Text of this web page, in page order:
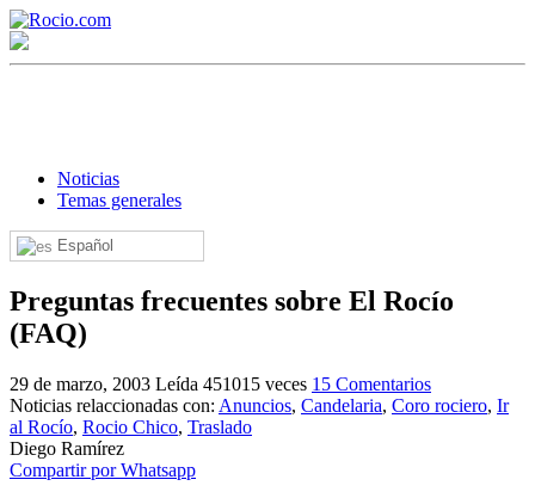
Noticias
Temas generales
Español
Preguntas frecuentes sobre El Rocío
(FAQ)
29 de marzo, 2003 Leída 451015 veces 15 Comentarios
Noticias relaccionadas con: Anuncios, Candelaria, Coro rociero, Ir
al Rocío, Rocio Chico, Traslado
Diego Ramírez
Compartir por Whatsapp
¡Bienvenido! Soy el asistente virtual de rocio.com.
¿En qué puedo ayudarte?
Historia de la Virgen del Rocío
¿Cuándo es la romería del Rocío?
¿Cuántas hermandades participan en la romería?